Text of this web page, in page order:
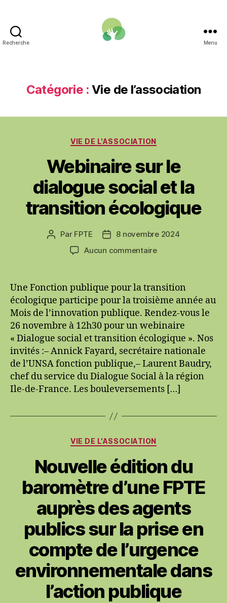
Recherche
pour
la
écologique
Menu
Catégorie : Vie de l’association
Catégories
VIE DE L'ASSOCIATION
Webinaire sur le
dialogue social et la
transition écologique
Auteur
l’article
Par FPTE
Date8 novembre 2024
Aucun commentairesur
le
dialogue
social
et
la
transition
écologique
Une Fonction publique pour la transition
écologique participe pour la troisième année au
Mois de l’innovation publique. Rendez-vous le
26 novembre à 12h30 pour un webinaire
« Dialogue social et transition écologique ». Nos
invités :– Annick Fayard, secrétaire nationale
de l’UNSA fonction publique,– Laurent Baudry,
chef du service du Dialogue Social à la région
Ile-de-France. Les bouleversements […]
Catégories
VIE DE L'ASSOCIATION
Nouvelle édition du
baromètre d’une FPTE
auprès des agents
publics sur la prise en
compte de l’urgence
environnementale dans
l’action publique